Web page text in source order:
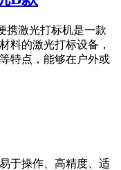
携激光打标机是一款
料的激光打标设备，
特点，能够在户外或
于操作、高精度、适